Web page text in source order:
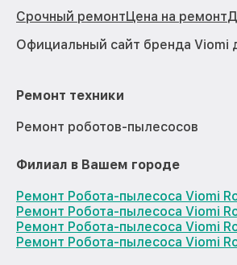
Срочный ремонтЦена на ремонт
Официальный сайт бренда Viomi
Ремонт техники
Ремонт роботов-пылесосов
Филиал в Вашем городе
Ремонт Робота-пылесоса Viomi
Ремонт Робота-пылесоса Viomi
Ремонт Робота-пылесоса Viomi
Ремонт Робота-пылесоса Viomi